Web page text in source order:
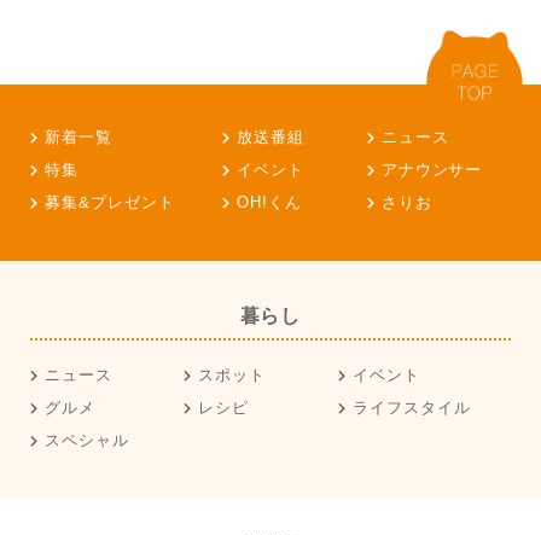
新着一覧 放送番組
ニュース
特集
イベント
アナウンサー
募集&プレゼント
OH!くん さりお
暮らし
ニュース スポット
イベント
グルメ
レシピ
ライフスタイル
スペシャル